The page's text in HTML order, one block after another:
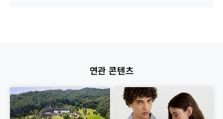
연관 콘텐츠